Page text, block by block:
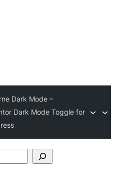
Dark Mode –
Dark Mode Toggle for